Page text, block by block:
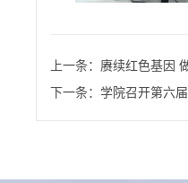
上一条： 赓续红色基因
下一条： 学院召开第六